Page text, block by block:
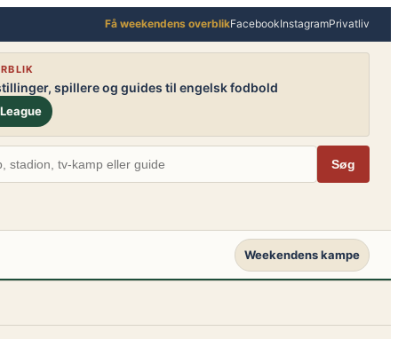
Få weekendens overblikFacebookInstagramPrivatliv
spillere og guides til engelsk fodbold
Søg
Weekendens kampe